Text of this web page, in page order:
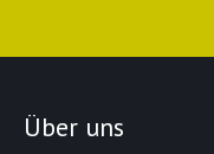
Über uns